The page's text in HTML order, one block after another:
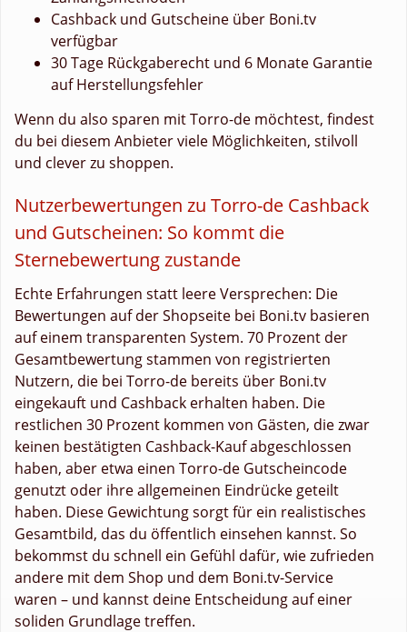
Cashback und Gutscheine über Boni.tv
verfügbar
30 Tage Rückgaberecht und 6 Monate Garantie
auf Herstellungsfehler
Wenn du also sparen mit Torro-de möchtest, findest
du bei diesem Anbieter viele Möglichkeiten, stilvoll
und clever zu shoppen.
Nutzerbewertungen zu Torro-de Cashback
und Gutscheinen: So kommt die
Sternebewertung zustande
Echte Erfahrungen statt leere Versprechen: Die
Bewertungen auf der Shopseite bei Boni.tv basieren
auf einem transparenten System. 70 Prozent der
Gesamtbewertung stammen von registrierten
Nutzern, die bei Torro-de bereits über Boni.tv
eingekauft und Cashback erhalten haben. Die
restlichen 30 Prozent kommen von Gästen, die zwar
keinen bestätigten Cashback-Kauf abgeschlossen
haben, aber etwa einen Torro-de Gutscheincode
genutzt oder ihre allgemeinen Eindrücke geteilt
haben. Diese Gewichtung sorgt für ein realistisches
Gesamtbild, das du öffentlich einsehen kannst. So
bekommst du schnell ein Gefühl dafür, wie zufrieden
andere mit dem Shop und dem Boni.tv-Service
waren – und kannst deine Entscheidung auf einer
soliden Grundlage treffen.